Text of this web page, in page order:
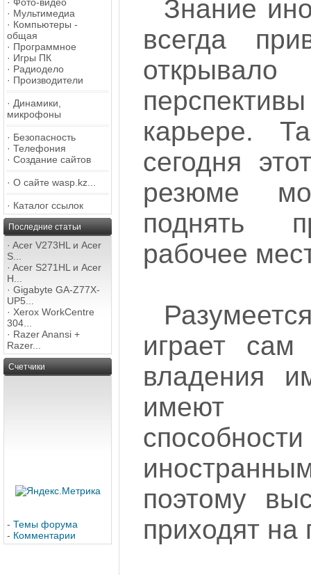
· Мультимедиа
· Компьютеры -
общая
· Программное
· Игры ПК
· Радиодело
· Производители
· Динамики,
микрофоны
· Безопасность
· Телефония
· Создание сайтов
· О сайте wasp.kz...
· Каталог ссылок
Последние статьи
· Acer V273HL и Acer
S...
· Acer S271HL и Acer
H...
· Gigabyte GA-Z77X-
UP5...
· Xerox WorkCentre
304...
· Razer Anansi +
Razer...
Счетчики
- Темы форума
- Комментарии
Знание
всегда
карьере.
сегодня
резюме
поднять
рабочее
играет
владения
имеют
поэтому
приходят